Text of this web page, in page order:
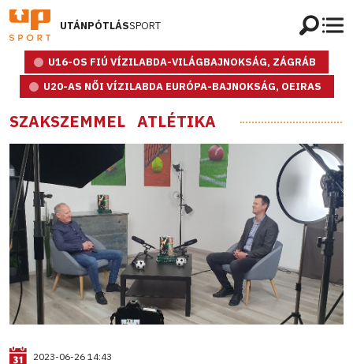
UTÁNPÓTLÁSSPORT
U16-OS FIÚ VÍZILABDA-VILÁGBAJNOKSÁG, ZÁGRÁB
U20-AS NŐI VÍZILABDA EURÓPA-BAJNOKSÁG, OEIRAS
SZAKSZEMMEL ATLÉTIKA
2023-06-26 14:43